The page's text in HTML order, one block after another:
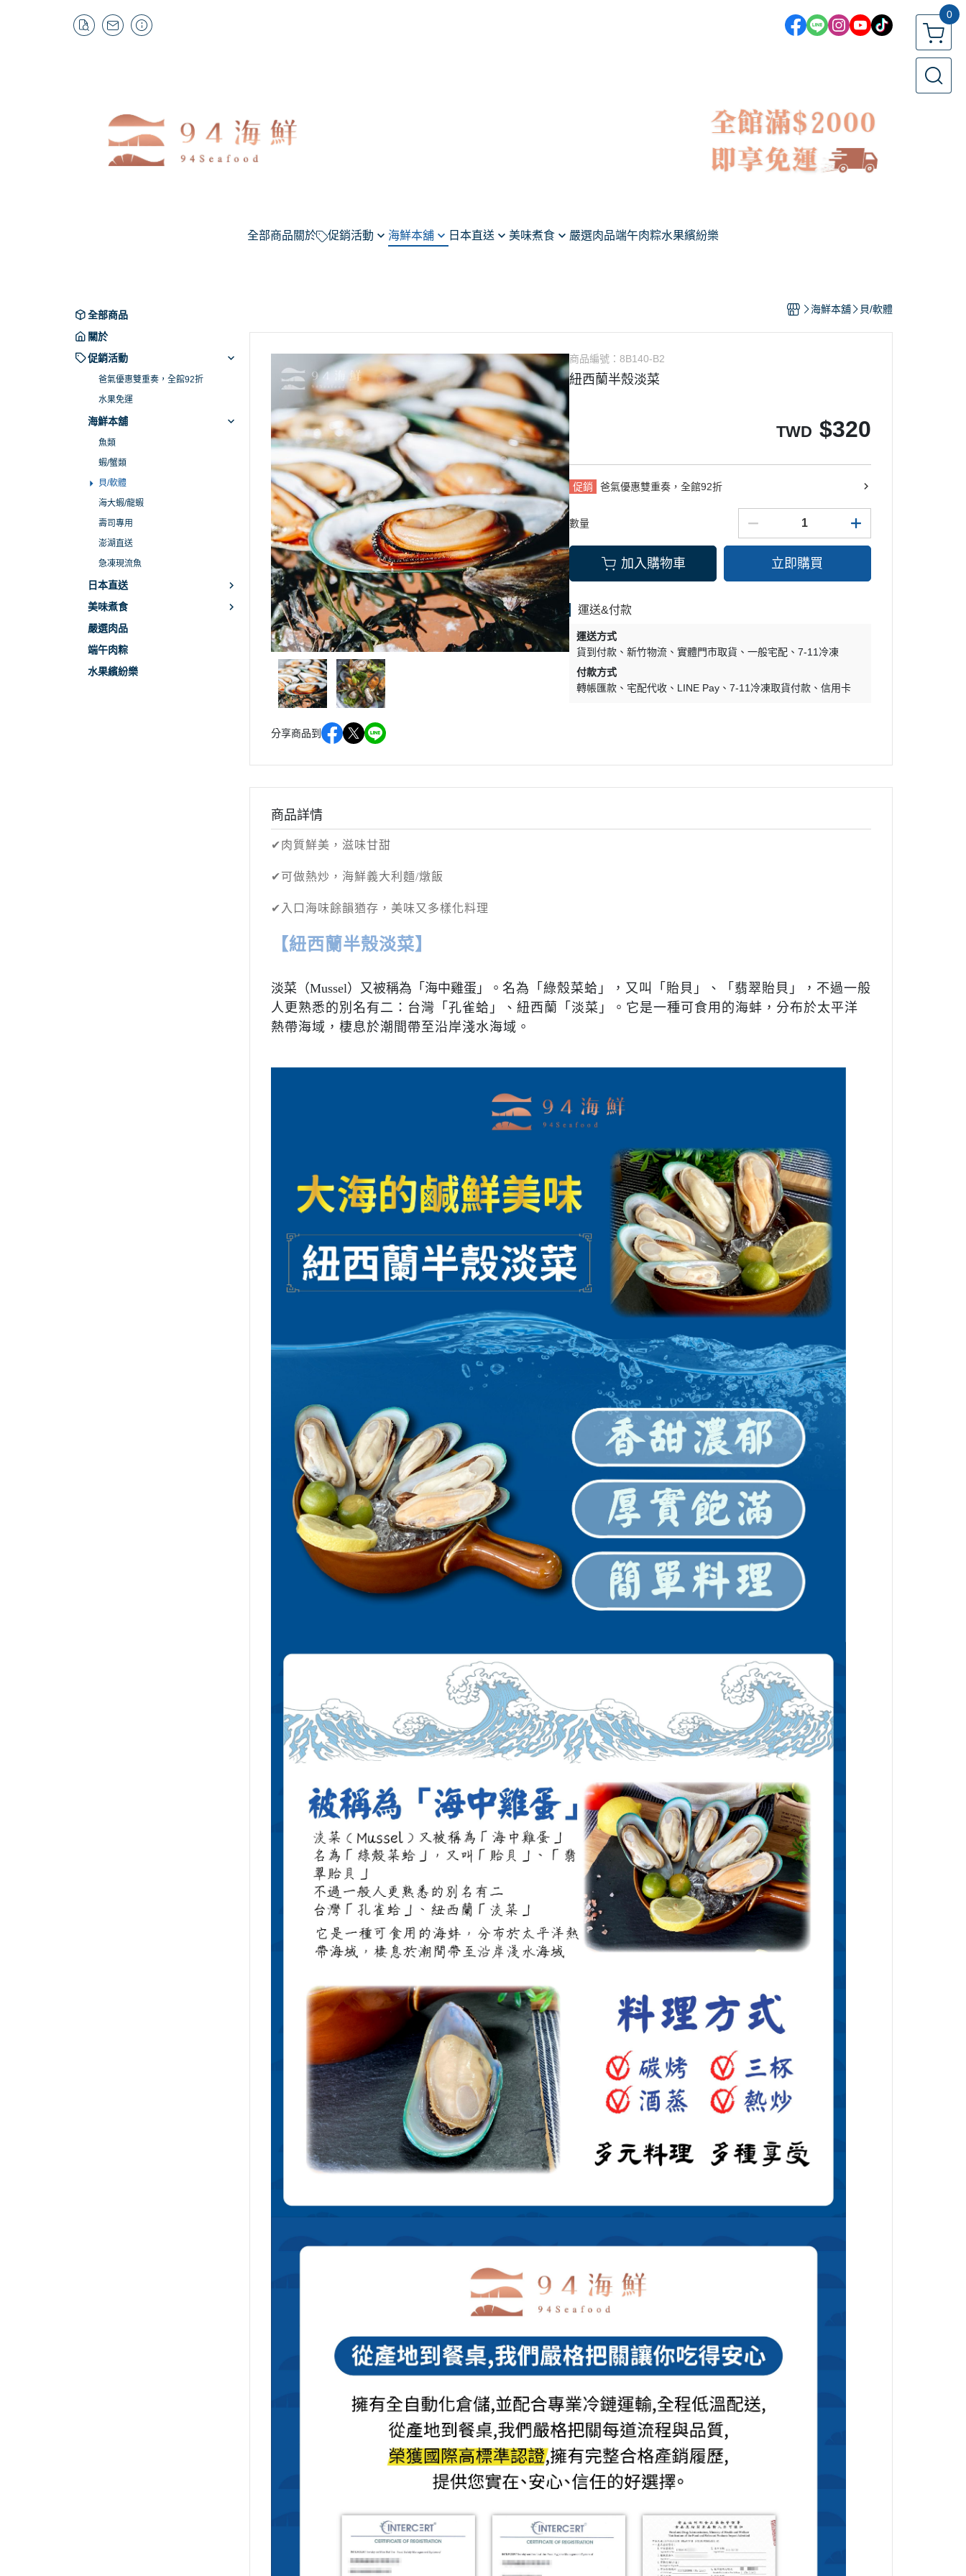
0
全部商品關於 促銷活動 海鮮本舖
海大蝦/龍蝦
壽司專用
澎湖直送
急凍現流魚
日本直送 美味煮食 嚴選肉品端午肉粽水果繽紛樂
全部商品
關於
促銷活動
爸氣優惠雙重奏，全館92折
水果免運
海鮮本舖
魚類
蝦/蟹類
貝/軟體
海大蝦/龍蝦
壽司專用
澎湖直送
急凍現流魚
日本直送
美味煮食
嚴選肉品
端午肉粽
水果繽紛樂
海鮮本舖 貝/軟體
分享商品到
商品編號：8B140-B2
紐西蘭半殼淡菜
TWD $320
促銷 爸氣優惠雙重奏，全館92折
數量
加入購物車 立即購買
運送&付款
運送方式
貨到付款
新竹物流 實體門市取貨 一般宅配
7-11冷凍
付款方式
轉帳匯款
宅配代收 LINE Pay 7-11冷凍取貨付款 信用卡
商品詳情
✔肉質鮮美，滋味甘甜
✔可做熱炒，海鮮義大利麵/燉飯
✔ 入口海味餘韻猶存，美味又多樣化料理
【紐西蘭半殼淡菜】
淡菜（Mussel） 又被稱為「海中雞蛋」。 名為「綠殼菜蛤」，又叫「貽貝」、「翡翠貽貝」，不過一般
人更熟悉的別名有二：台灣「孔雀蛤」、紐西蘭「淡菜」。它是一種可食用的海蚌，分布於太平洋
熱帶海域，棲息於潮間帶至沿岸淺水海域。